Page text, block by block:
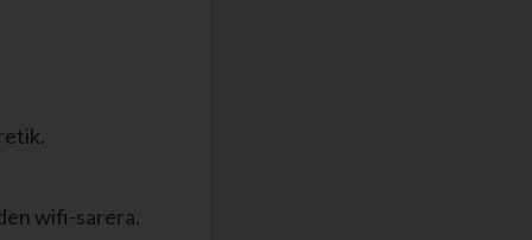
wifi-sarera.